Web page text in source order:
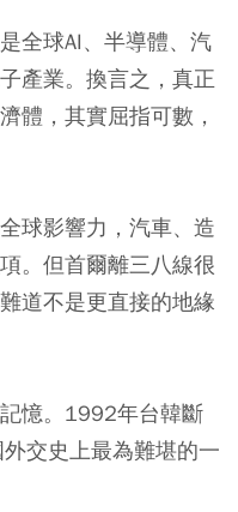
全球AI、半導體、汽
產業。 換言之，真正
體，其實屈指可數，
球影響力，汽車、造
。但首爾離三八線很
道不是更直接的地緣
憶。1992年台韓斷
交史上最為難堪的一